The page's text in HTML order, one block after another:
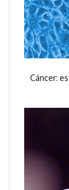
Cáncer: